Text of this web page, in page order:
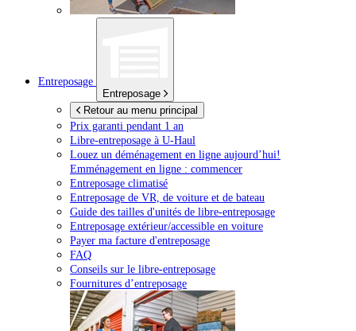
Entreposage
Entreposage
Retour au menu principal
Prix garanti pendant 1 an
Libre-entreposage à U-Haul
Louez un déménagement en ligne aujourd’hui!
Emménagement en ligne : commencer
Entreposage climatisé
Entreposage de VR, de voiture et de bateau
Guide des tailles d'unités de libre-entreposage
Entreposage extérieur/accessible en voiture
Payer ma facture d'entreposage
FAQ
Conseils sur le libre-entreposage
Fournitures d’entreposage